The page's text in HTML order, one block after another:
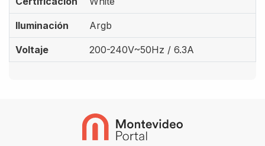
Iluminación Argb
Voltaje 200-240V~50Hz / 6.3A